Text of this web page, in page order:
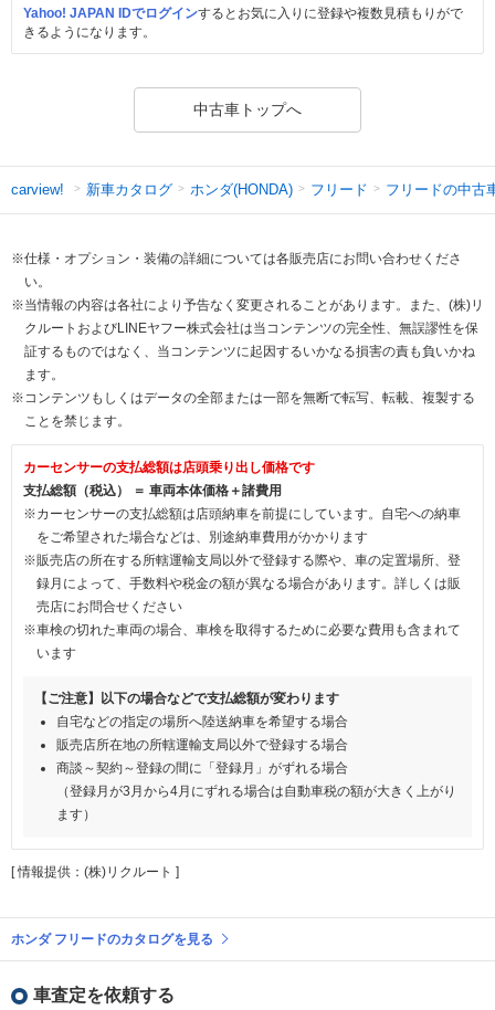
Yahoo! JAPAN IDでログインするとお気に入りに登録や複数見積もりがで
きるようになります。
中古車トップへ
carview! 新車カタログ ホンダ(HONDA) フリード フリードの中古
※仕様・オプション・装備の詳細については各販売店にお問い合わせくださ
い。
※当情報の内容は各社により予告なく変更されることがあります。また、(株)リ
クルートおよびLINEヤフー株式会社は当コンテンツの完全性、無誤謬性を保
証するものではなく、当コンテンツに起因するいかなる損害の責も負いかね
ます。
※コンテンツもしくはデータの全部または一部を無断で転写、転載、複製する
ことを禁じます。
カーセンサーの支払総額は店頭乗り出し価格です
支払総額（税込） ＝ 車両本体価格＋諸費用
※カーセンサーの支払総額は店頭納車を前提にしています。自宅への納車
をご希望された場合などは、別途納車費用がかかります
※販売店の所在する所轄運輸支局以外で登録する際や、車の定置場所、登
録月によって、手数料や税金の額が異なる場合があります。詳しくは販
売店にお問合せください
※車検の切れた車両の場合、車検を取得するために必要な費用も含まれて
います
【ご注意】以下の場合などで支払総額が変わります
自宅などの指定の場所へ陸送納車を希望する場合
販売店所在地の所轄運輸支局以外で登録する場合
商談～契約～登録の間に「登録月」がずれる場合
（登録月が3月から4月にずれる場合は自動車税の額が大きく上がり
ます）
[ 情報提供：(株)リクルート ]
ホンダ フリードのカタログを見る
車査定を依頼する